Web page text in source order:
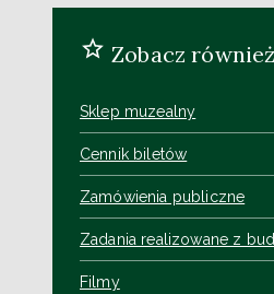
Zobacz również
Sklep muzealny
Cennik biletów
Zamówienia publiczne
Zadania realizowane z
Filmy